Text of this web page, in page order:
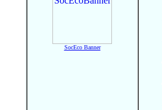
SocEco Banner